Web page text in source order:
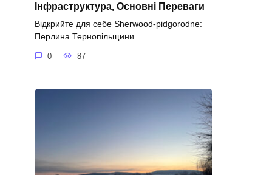
Інфраструктура, Основні Переваги
Відкрийте для себе Sherwood-pidgorodne:
Перлина Тернопільщини
0 87